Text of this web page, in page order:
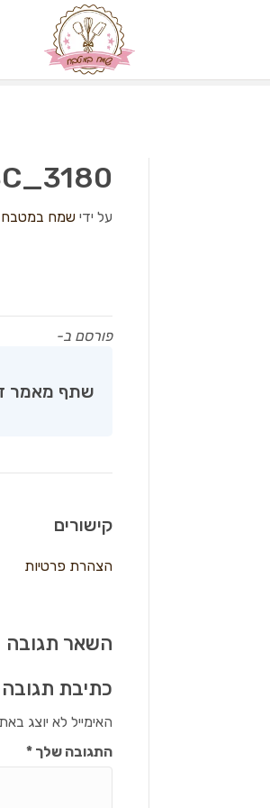
על ידי שמח במטבח
פורסם ב-
שתף מאמר
קישורים
הצהרת פרטיות
השאר תגובה
כתיבת תגובה
האימייל לא יוצג
התגובה שלך*